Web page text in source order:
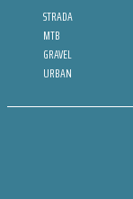
STRADA
MTB
GRAVEL
URBAN